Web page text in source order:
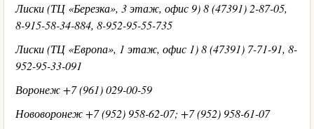
Лиски (ТЦ «Березка», 3 этаж, офис 9) 8 (47391) 2-87-05,
8-915-58-34-884, 8-952-95-55-735
Лиски (ТЦ «Европа», 1 этаж, офис 1) 8 (47391) 7-71-91, 8-
952-95-33-091
Воронеж +7 (961) 029-00-59
Нововоронеж +7 (952) 958-62-07; +7 (952) 958-61-07